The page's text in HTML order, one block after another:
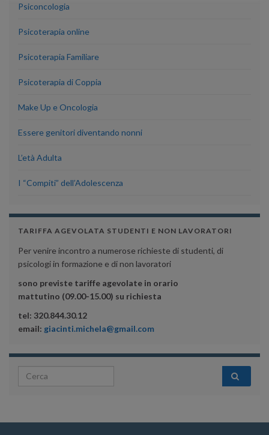
Psiconcologia
Psicoterapia online
Psicoterapia Familiare
Psicoterapia di Coppia
Make Up e Oncologia
Essere genitori diventando nonni
L’età Adulta
I “Compiti” dell’Adolescenza
TARIFFA AGEVOLATA STUDENTI E NON LAVORATORI
Per venire incontro a numerose richieste di studenti, di
psicologi in formazione e di non lavoratori
sono previste tariffe agevolate in orario
mattutino (09.00-15.00) su richiesta
tel: 320.844.30.12
email: giacinti.michela@gmail.com
Search for: